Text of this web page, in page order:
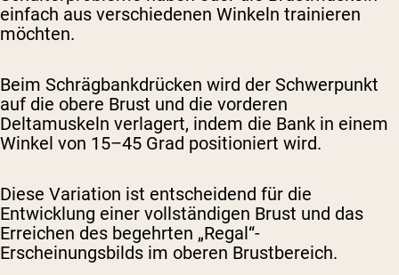
einfach aus verschiedenen Winkeln trainieren
möchten.
Beim Schrägbankdrücken wird der Schwerpunkt
auf die obere Brust und die vorderen
Deltamuskeln verlagert, indem die Bank in einem
Winkel von 15–45 Grad positioniert wird.
Diese Variation ist entscheidend für die
Entwicklung einer vollständigen Brust und das
Erreichen des begehrten „Regal“-
Erscheinungsbilds im oberen Brustbereich.